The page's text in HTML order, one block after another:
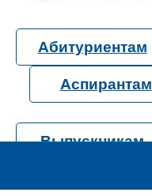
Абитуриентам
Аспирантам
Выпускникам